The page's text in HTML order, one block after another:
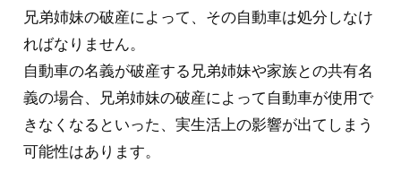
兄弟姉妹の破産によって、その自動車は処分しなけ
ればなりません。
自動車の名義が破産する兄弟姉妹や家族との共有名
義の場合、兄弟姉妹の破産によって自動車が使用で
きなくなるといった、実生活上の影響が出てしまう
可能性はあります。